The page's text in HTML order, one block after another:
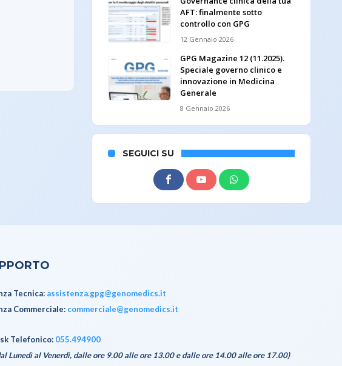
AFT: finalmente sotto
controllo con GPG
12 Gennaio 2026
GPG Magazine 12 (11.2025).
Speciale governo clinico e
innovazione in Medicina
Generale
8 Gennaio 2026
SEGUICI SU
Tecnica: assistenza.gpg@genomedics.it
Commerciale: commerciale@genomedics.it
Telefonico: 055.494900
Lunedì al Venerdì, dalle ore 9.00 alle ore 13.00 e dalle ore 14.00 alle ore 17.00)